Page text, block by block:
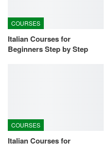
COURSES
Italian Courses for
Beginners Step by Step
COURSES
Italian Courses for